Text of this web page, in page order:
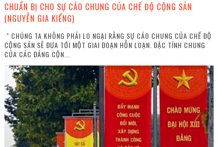
CHUẨN BỊ CHO SỰ CÁO CHUNG CỦA CHẾ ĐỘ CỘNG SẢN
(NGUYỄN GIA KIỂNG)
" CHÚNG TA KHÔNG PHẢI LO NGẠI RẰNG SỰ CÁO CHUNG CỦA CHẾ ĐỘ
CỘNG SẢN SẼ ĐƯA TỚI MỘT GIAI ĐOẠN HỖN LOẠN. ĐẶC TÍNH CHUNG
CỦA CÁC ĐẢNG CỘN...